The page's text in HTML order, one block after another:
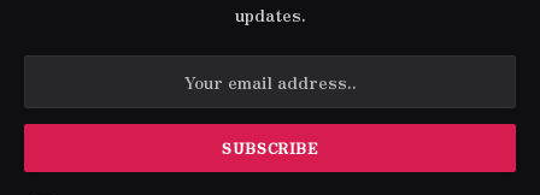
updates.